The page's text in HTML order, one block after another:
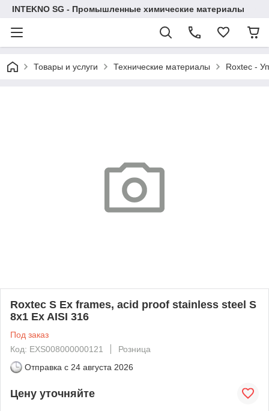
INTEKNO SG - Промышленные химические материалы
Товары и услуги Технические материалы Roxtec -
Roxtec S Ex frames, acid proof stainless steel S
8x1 Ex AISI 316
Под заказ
Код: EXS008000000121
Розница
Отправка с 24 августа 2026
Цену уточняйте